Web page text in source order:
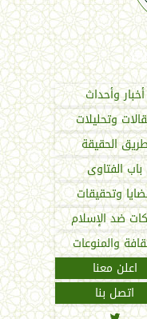
أخبار وأحداث
وتحليلات
الحقيقة
باب الفتاوى
وتحقيقات
ضد الإسلام
والمنوعات
اعلن معنا
اتصل بنا